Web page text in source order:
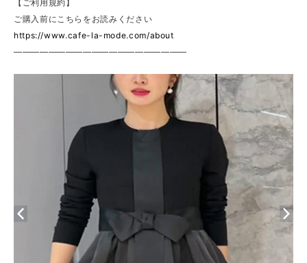
【ご利用規約】
ご購入前にこちらをお読みください
https://www.cafe-la-mode.com/about
————————————————————